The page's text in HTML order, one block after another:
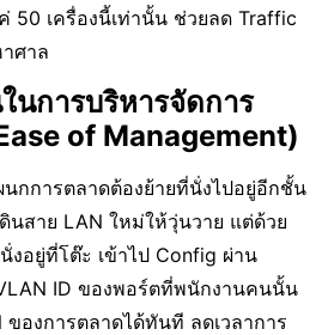
50 เครื่องนี้เท่านั้น ช่วยลด Traffic
ศาล
นการบริหารจัดการ
of Management)
กการตลาดต้องย้ายที่นั่งไปอยู่อีกชั้น
นสาย LAN ใหม่ให้วุ่นวาย แต่ด้วย
อยู่ที่โต๊ะ เข้าไป Config ผ่าน
ID ของพอร์ตที่พนักงานคนนั้น
ของการตลาดได้ทันที ลดเวลาการ